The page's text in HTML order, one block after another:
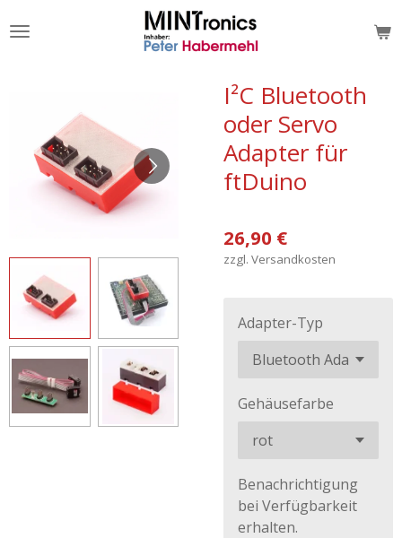
Hauptinhalt
I²C Bluetooth
oder Servo
Adapter für
ftDuino
26,90 €
zzgl. Versandkosten
Adapter-Typ
Gehäusefarbe
Benachrichtigung
bei Verfügbarkeit
erhalten.